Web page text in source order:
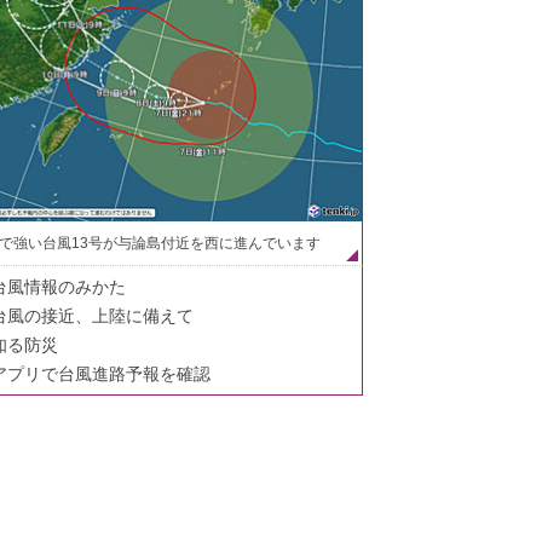
強い台風13号が与論島付近を西に進んでいます
風情報のみかた
風の接近、上陸に備えて
る防災
プリで台風進路予報を確認